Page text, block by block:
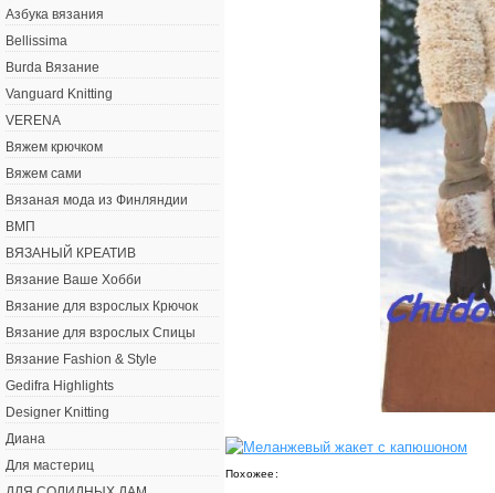
Похожее:
Азбука вязания
Bellissima
Burda Вязание
Vanguard Knitting
VERENA
Вяжем крючком
Вяжем сами
Вязаная мода из Финляндии
ВМП
ВЯЗАНЫЙ КРЕАТИВ
Вязание Ваше Хобби
Вязание для взрослых Крючок
Вязание для взрослых Спицы
Вязание Fashion & Style
Gedifra Highlights
Designer Knitting
Диана
Для мастериц